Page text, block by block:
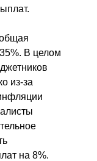
В целом
из-за
на 8%.